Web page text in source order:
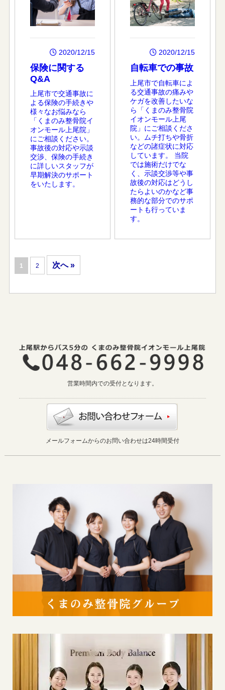
2020/12/15
保険に関する
Q&A
上尾市で交通事故に
よる保険の手続きや
様々なお悩みなら
「くまのみ整骨院イ
オンモール上尾院」
にご相談ください。
事故後の対応や示談
交渉、保険の手続き
に詳しいスタッフが
早期解決のサポート
をいたします。
2020/12/15
自転車での事故
上尾市で自転車によ
る交通事故の痛みや
ケガを改善したいな
ら「くまのみ整骨院
イオンモール上尾
院」にご相談くださ
い。ムチ打ちや骨折
などの諸症状に対応
しています。 当院
では施術だけでな
く、示談交渉等や事
故後の対応はどうし
たらよいのかなど事
務的な部分でのサポ
ートも行っていま
す。
1 2 次へ »
営業時間内での受付となります。
メールフォームからのお問い合わせは24時間受付